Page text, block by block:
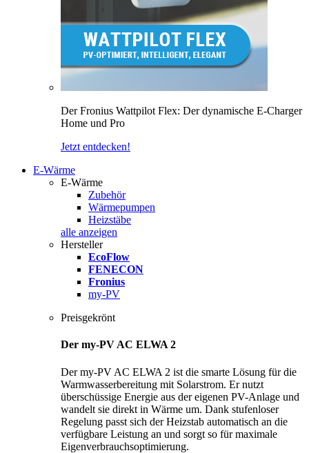
Der Fronius Wattpilot Flex: Der dynamische E-Charger
Home und Pro
Jetzt entdecken!
E-Wärme
E-Wärme
Zubehör
Wärmepumpen
Heizstäbe
alle anzeigen
Hersteller
EcoFlow
FENECON
Fronius
my-PV
Preisgekrönt
Der my-PV AC ELWA 2
Der my-PV AC ELWA 2 ist die smarte Lösung für die
Warmwasserbereitung mit Solarstrom. Er nutzt
überschüssige Energie aus der eigenen PV-Anlage und
wandelt sie direkt in Wärme um. Dank stufenloser
Regelung passt sich der Heizstab automatisch an die
verfügbare Leistung an und sorgt so für maximale
Eigenverbrauchsoptimierung.